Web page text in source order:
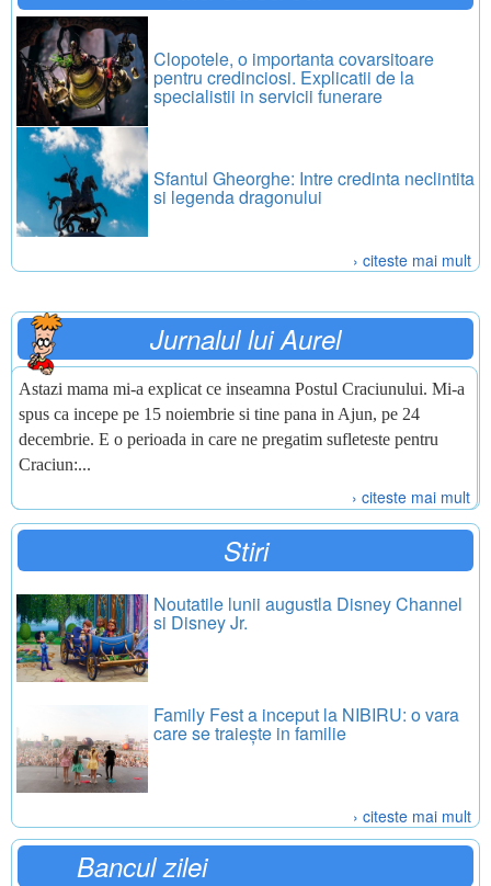
Clopotele, o importanta covarsitoare
pentru credinciosi. Explicatii de la
specialistii in servicii funerare
Sfantul Gheorghe: Intre credinta neclintita
si legenda dragonului
› citeste mai mult
Jurnalul lui Aurel
Astazi mama mi-a explicat ce inseamna Postul Craciunului. Mi-a
spus ca incepe pe 15 noiembrie si tine pana in Ajun, pe 24
decembrie. E o perioada in care ne pregatim sufleteste pentru
Craciun:...
› citeste mai mult
Stiri
Noutatile lunii augustla Disney Channel
si Disney Jr.
Family Fest a inceput la NIBIRU: o vara
care se traiește in familie
› citeste mai mult
Bancul zilei